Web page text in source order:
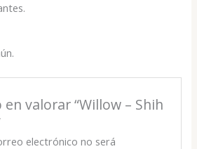
valorar “Willow – Shih
electrónico no será